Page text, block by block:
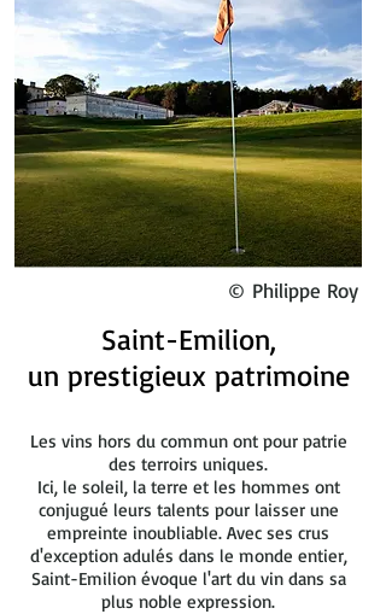
© Philippe Roy
Saint-Emilion,
un prestigieux patrimoine
Les vins hors du commun ont pour patrie
des terroirs uniques.
Ici, le soleil, la terre et les hommes ont
conjugué leurs talents pour laisser une
empreinte inoubliable. Avec ses crus
d'exception adulés dans le monde entier,
Saint-Emilion évoque l'art du vin dans sa
plus noble expression.